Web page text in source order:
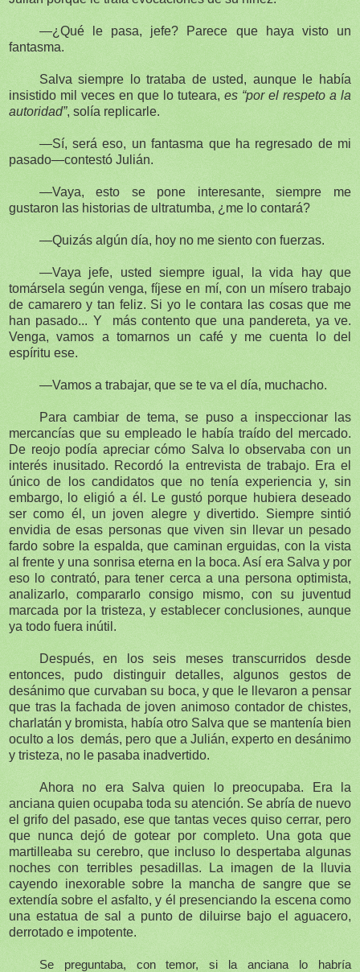
—¿Qué le pasa, jefe? Parece que haya visto un
fantasma.
Salva siempre lo trataba de usted, aunque le había
insistido mil veces en que lo tuteara, es “por el respeto a la
autoridad”, solía replicarle.
—Sí, será eso, un fantasma que ha regresado de mi
pasado—contestó Julián.
—Vaya, esto se pone interesante, siempre me
gustaron las historias de ultratumba, ¿me lo contará?
—Quizás algún día, hoy no me siento con fuerzas.
—Vaya jefe, usted siempre igual, la vida hay que
tomársela según venga, fíjese en mí, con un mísero trabajo
de camarero y tan feliz. Si yo le contara las cosas que me
han pasado... Y
más contento que una pandereta, ya ve.
Venga, vamos a tomarnos un café y me cuenta lo del
espíritu ese.
—Vamos a trabajar, que se te va el día, muchacho.
Para cambiar de tema, se puso a inspeccionar las
mercancías que su empleado le había traído del mercado.
De reojo podía apreciar cómo Salva lo observaba con un
interés inusitado. Recordó la entrevista de trabajo. Era el
único de los candidatos que no tenía experiencia y, sin
embargo, lo eligió a él. Le gustó porque hubiera deseado
ser como él, un joven alegre y divertido. Siempre sintió
envidia de esas personas que viven sin llevar un pesado
fardo sobre la espalda, que caminan erguidas, con la vista
al frente y una sonrisa eterna en la boca. Así era Salva y por
eso lo contrató, para tener cerca a una persona optimista,
analizarlo, compararlo consigo mismo, con su juventud
marcada por la tristeza, y establecer conclusiones, aunque
ya todo fuera inútil.
Después, en los seis meses transcurridos desde
entonces, pudo distinguir detalles, algunos gestos de
desánimo que curvaban su boca, y que le llevaron a pensar
que tras la fachada de joven animoso contador de chistes,
charlatán y bromista, había otro Salva que se mantenía bien
oculto a los demás, pero que a Julián, experto en desánimo
y tristeza, no le pasaba inadvertido.
Ahora no era Salva quien lo preocupaba. Era la
anciana quien ocupaba toda su atención. Se abría de nuevo
el grifo del pasado, ese que tantas veces quiso cerrar, pero
que nunca dejó de gotear por completo. Una gota que
martilleaba su cerebro, que incluso lo despertaba algunas
noches con terribles pesadillas. La imagen de la lluvia
cayendo inexorable sobre la mancha de sangre que se
extendía sobre el asfalto, y él presenciando la escena como
una estatua de sal a punto de diluirse bajo el aguacero,
derrotado e impotente.
Se preguntaba, con temor, si la anciana lo habría